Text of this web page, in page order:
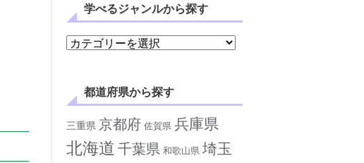
学べるジャンルから探す
学べるジャンルから探す
都道府県から探す
三重県 京都府 佐賀県 兵庫県
北海道 千葉県 和歌山県 埼玉